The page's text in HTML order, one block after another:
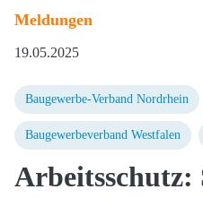
Meldungen
19.05.2025
Baugewerbe-Verband Nordrhein
Baugewerbeverband Westfalen
Arbeitsschutz: